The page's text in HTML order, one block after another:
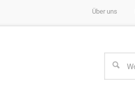
Über uns